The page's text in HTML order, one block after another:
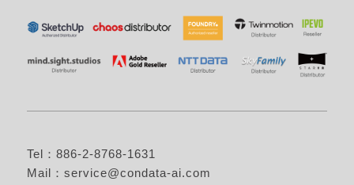
Tel：886-2-8768-1631
Mail： service@condata-ai.com